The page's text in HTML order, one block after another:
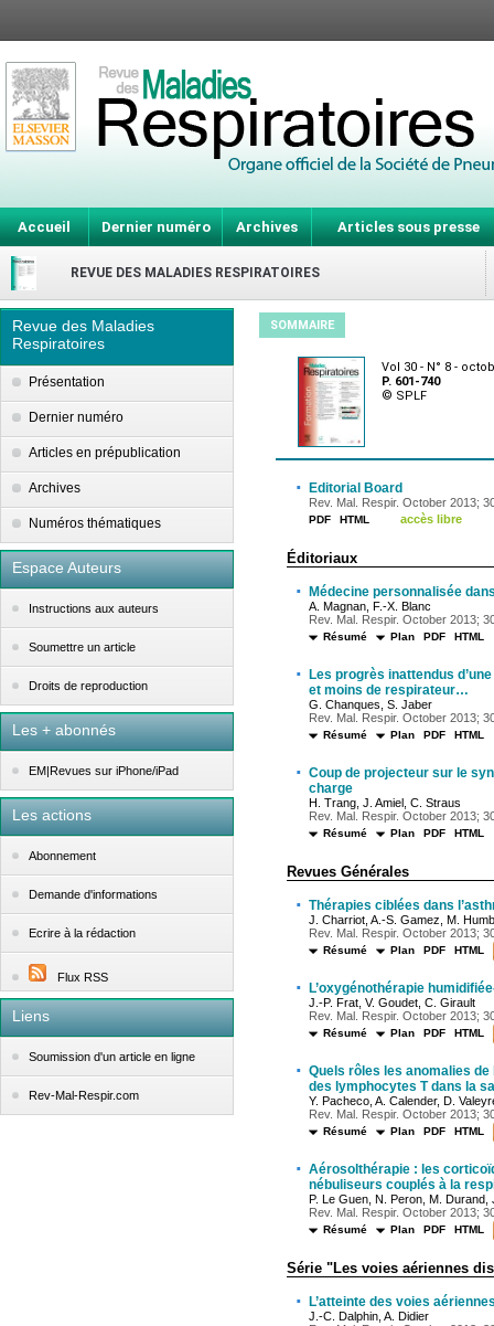
Accueil Dernier numéro Archives Articles sous presse
REVUE DES MALADIES RESPIRATOIRES
Revue des Maladies
Respiratoires
Présentation
Dernier numéro
Articles en prépublication
Archives
Numéros thématiques
Espace Auteurs
Instructions aux auteurs
Soumettre un article
Droits de reproduction
Les + abonnés
EM|Revues sur iPhone/iPad
Les actions
Abonnement
Demande d'informations
Ecrire à la rédaction
Flux RSS
Liens
Soumission d'un article en ligne
Rev-Mal-Respir.com
SOMMAIRE
Vol 30 - N° 8 -
P. 601-740
© SPLF
· Editorial Board
Rev. Mal. Respir. October 2013;
PDF HTML accès libre
Éditoriaux
· Médecine personnalisée
A. Magnan, F.-X. Blanc
Rev. Mal. Respir. October 2013;
Résumé Plan PDF HTML
·
Les progrès inattendus
et moins de respirateur…
G. Chanques, S. Jaber
Rev. Mal. Respir. October 2013;
Résumé Plan PDF HTML
· Coup de projecteur sur le
charge
H. Trang, J. Amiel, C. Straus
Rev. Mal. Respir. October 2013;
Résumé Plan PDF HTML
Revues Générales
· Thérapies ciblées dans
J. Charriot, A.-S. Gamez, M.
Rev. Mal. Respir. October 2013;
Résumé Plan PDF HTML
· L’oxygénothérapie
J.-P. Frat, V. Goudet, C. Girault
Rev. Mal. Respir. October 2013;
Résumé Plan PDF HTML
· Quels rôles les anomalies
des lymphocytes T dans la
Y. Pacheco, A. Calender, D.
Rev. Mal. Respir. October 2013;
Résumé Plan PDF HTML
· Aérosolthérapie : les
nébuliseurs couplés à la
P. Le Guen, N. Peron, M.
Rev. Mal. Respir. October 2013;
Résumé Plan PDF HTML
Série "Les voies aériennes
· L’atteinte des voies
J.-C. Dalphin, A. Didier